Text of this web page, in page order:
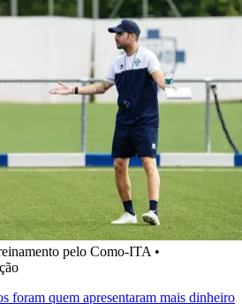
pelo Como-ITA •
foram quem apresentaram mais dinheiro